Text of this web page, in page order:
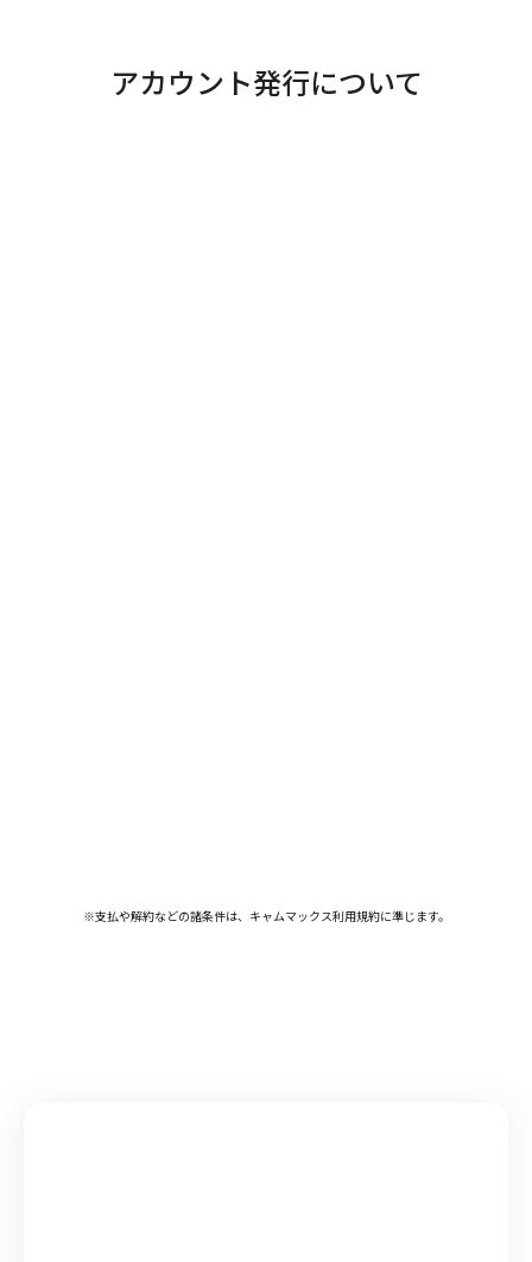
アカウント発行について
※支払や解約などの諸条件は、キャムマックス利用規約に準じます。